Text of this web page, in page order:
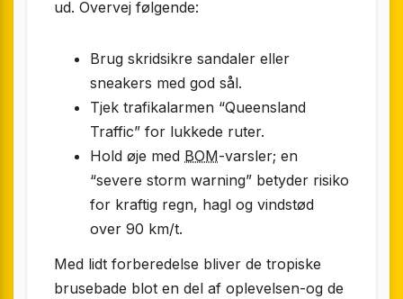
ud. Overvej følgende:
Brug skridsikre sandaler eller
sneakers med god sål.
Tjek trafikalarmen “Queensland
Traffic” for lukkede ruter.
Hold øje med BOM-varsler; en
“severe storm warning” betyder risiko
for kraftig regn, hagl og vindstød
over 90 km/t.
Med lidt forberedelse bliver de tropiske
brusebade blot en del af oplevelsen-og de